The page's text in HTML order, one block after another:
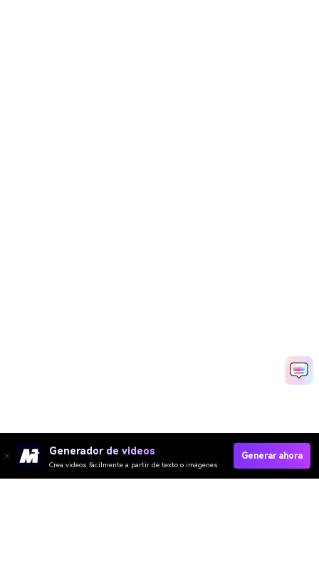
Generador de videos
Crea videos fácilmente a partir de texto o imágenes
Generar ahora